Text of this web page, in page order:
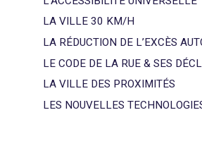
LA VILLE 30 KM/H
LA RÉDUCTION DE L’EXCÈS
LE CODE DE LA RUE & SES
LA VILLE DES PROXIMITÉS
LES NOUVELLES